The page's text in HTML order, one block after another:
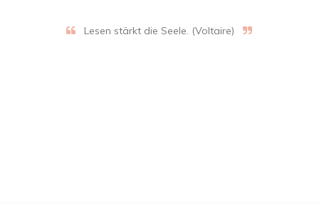
Lesen stärkt die Seele. (Voltaire)